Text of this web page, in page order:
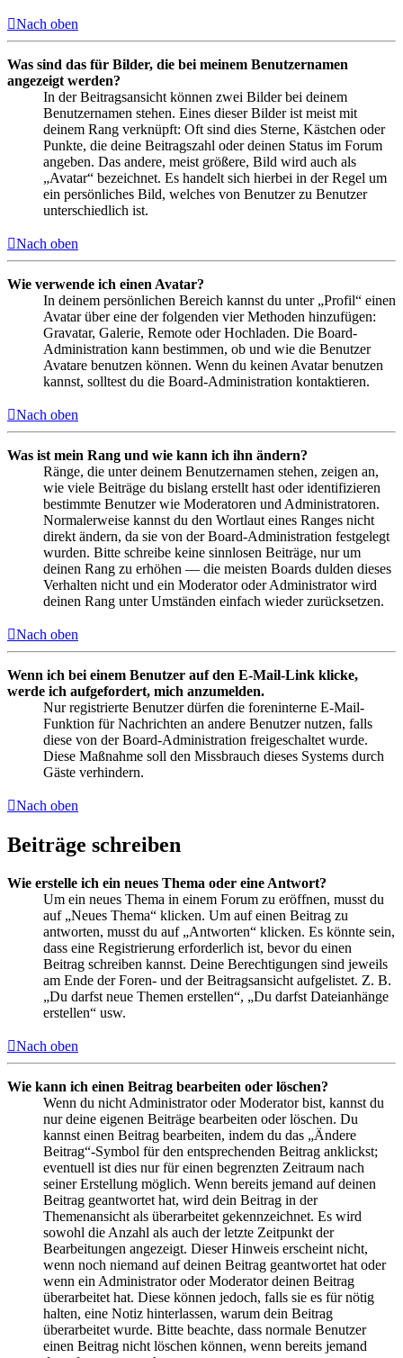
Nach oben
Was sind das für Bilder, die bei meinem Benutzernamen
angezeigt werden?
In der Beitragsansicht können zwei Bilder bei deinem
Benutzernamen stehen. Eines dieser Bilder ist meist mit
deinem Rang verknüpft: Oft sind dies Sterne, Kästchen oder
Punkte, die deine Beitragszahl oder deinen Status im Forum
angeben. Das andere, meist größere, Bild wird auch als
„Avatar“ bezeichnet. Es handelt sich hierbei in der Regel um
ein persönliches Bild, welches von Benutzer zu Benutzer
unterschiedlich ist.
Nach oben
Wie verwende ich einen Avatar?
In deinem persönlichen Bereich kannst du unter „Profil“ einen
Avatar über eine der folgenden vier Methoden hinzufügen:
Gravatar, Galerie, Remote oder Hochladen. Die Board-
Administration kann bestimmen, ob und wie die Benutzer
Avatare benutzen können. Wenn du keinen Avatar benutzen
kannst, solltest du die Board-Administration kontaktieren.
Nach oben
Was ist mein Rang und wie kann ich ihn ändern?
Ränge, die unter deinem Benutzernamen stehen, zeigen an,
wie viele Beiträge du bislang erstellt hast oder identifizieren
bestimmte Benutzer wie Moderatoren und Administratoren.
Normalerweise kannst du den Wortlaut eines Ranges nicht
direkt ändern, da sie von der Board-Administration festgelegt
wurden. Bitte schreibe keine sinnlosen Beiträge, nur um
deinen Rang zu erhöhen — die meisten Boards dulden dieses
Verhalten nicht und ein Moderator oder Administrator wird
deinen Rang unter Umständen einfach wieder zurücksetzen.
Nach oben
Wenn ich bei einem Benutzer auf den E-Mail-Link klicke,
werde ich aufgefordert, mich anzumelden.
Nur registrierte Benutzer dürfen die foreninterne E-Mail-
Funktion für Nachrichten an andere Benutzer nutzen, falls
diese von der Board-Administration freigeschaltet wurde.
Diese Maßnahme soll den Missbrauch dieses Systems durch
Gäste verhindern.
Nach oben
Beiträge schreiben
Wie erstelle ich ein neues Thema oder eine Antwort?
Um ein neues Thema in einem Forum zu eröffnen, musst du
auf „Neues Thema“ klicken. Um auf einen Beitrag zu
antworten, musst du auf „Antworten“ klicken. Es könnte sein,
dass eine Registrierung erforderlich ist, bevor du einen
Beitrag schreiben kannst. Deine Berechtigungen sind jeweils
am Ende der Foren- und der Beitragsansicht aufgelistet. Z. B.
„Du darfst neue Themen erstellen“, „Du darfst Dateianhänge
erstellen“ usw.
Nach oben
Wie kann ich einen Beitrag bearbeiten oder löschen?
Wenn du nicht Administrator oder Moderator bist, kannst du
nur deine eigenen Beiträge bearbeiten oder löschen. Du
kannst einen Beitrag bearbeiten, indem du das „Ändere
Beitrag“-Symbol für den entsprechenden Beitrag anklickst;
eventuell ist dies nur für einen begrenzten Zeitraum nach
seiner Erstellung möglich. Wenn bereits jemand auf deinen
Beitrag geantwortet hat, wird dein Beitrag in der
Themenansicht als überarbeitet gekennzeichnet. Es wird
sowohl die Anzahl als auch der letzte Zeitpunkt der
Bearbeitungen angezeigt. Dieser Hinweis erscheint nicht,
wenn noch niemand auf deinen Beitrag geantwortet hat oder
wenn ein Administrator oder Moderator deinen Beitrag
überarbeitet hat. Diese können jedoch, falls sie es für nötig
halten, eine Notiz hinterlassen, warum dein Beitrag
überarbeitet wurde. Bitte beachte, dass normale Benutzer
einen Beitrag nicht löschen können, wenn bereits jemand